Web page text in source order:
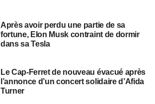
Après avoir perdu une partie de sa
fortune, Elon Musk contraint de dormir
dans sa Tesla
Le Cap-Ferret de nouveau évacué après
l’annonce d’un concert solidaire d’Afida
Turner